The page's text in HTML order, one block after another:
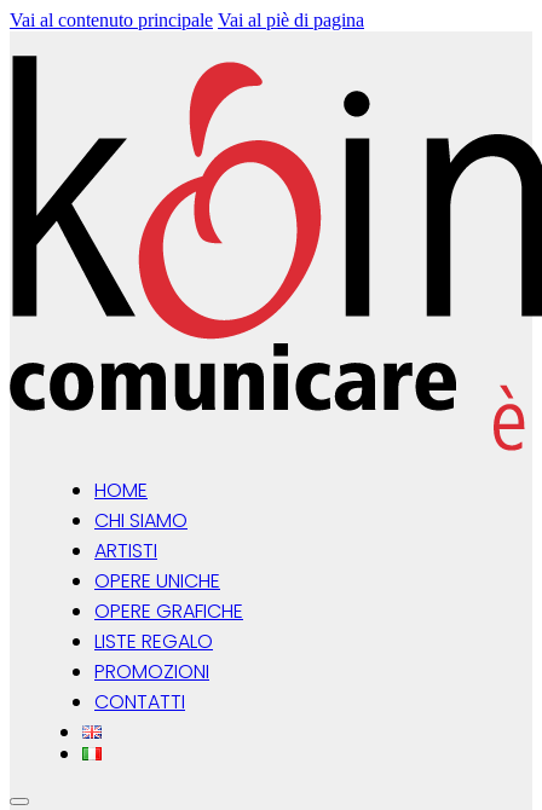
Vai al contenuto principale Vai al piè di pagina
HOME
CHI SIAMO
ARTISTI
OPERE UNICHE
OPERE GRAFICHE
LISTE REGALO
PROMOZIONI
CONTATTI